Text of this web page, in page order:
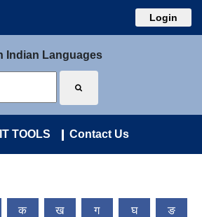
Login
Indian Languages
IT TOOLS Contact Us
क ख ग घ ङ